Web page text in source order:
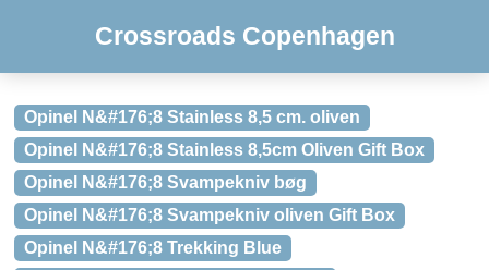
Crossroads Copenhagen
Opinel N&#176;8 Stainless 8,5 cm. oliven
Opinel N&#176;8 Stainless 8,5cm Oliven Gift Box
Opinel N&#176;8 Svampekniv bøg
Opinel N&#176;8 Svampekniv oliven Gift Box
Opinel N&#176;8 Trekking Blue